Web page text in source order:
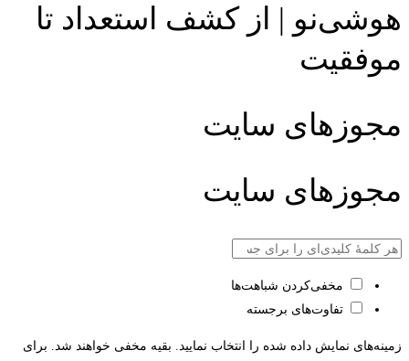
هوشی‌نو | از کشف استعداد تا
موفقیت
مجوزهای سایت
مجوزهای سایت
مخفی‌کردن شباهت‌ها
تفاوت‌های برجسته
زمینه‌های نمایش داده شده را انتخاب نمایید. بقیه مخفی خواهند شد. برای